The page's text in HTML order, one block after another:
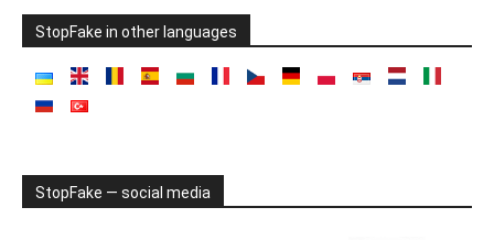
StopFake in other languages
StopFake — social media